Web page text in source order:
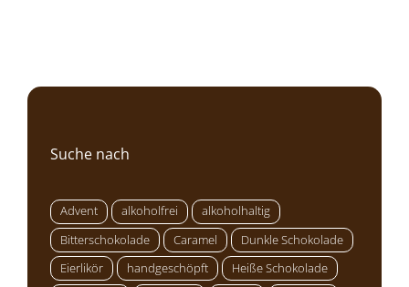
Suche nach
Advent alkoholfrei
alkoholhaltig
Bitterschokolade
Caramel
Dunkle Schokolade
Eierlikör
handgeschöpft
Heiße Schokolade